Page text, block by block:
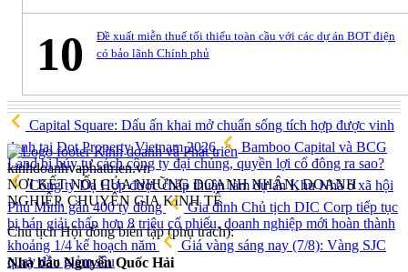
10
Đề xuất miễn thuế tối thiểu toàn cầu với các dự án BOT điện
có bảo lãnh Chính phủ
Capital Square: Dấu ấn khai mở chuẩn sống tích hợp được vinh
danh tại Dot Property Vietnam 2026
Bamboo Capital và BCG
Land bị hủy tư cách công ty đại chúng, quyền lợi cổ đông ra sao?
Công ty Dạ Hợp được chấp thuận làm dự án Khu Nhà ở xã hội
Phú Minh gần 400 tỷ đồng
Gia đình Chủ tịch DIC Corp tiếp tục
bị bán giải chấp hơn 8 triệu cổ phiếu, doanh nghiệp mới hoàn thành
khoảng 1/4 kế hoạch năm
Giá vàng sáng nay (7/8): Vàng SJC
quay đầu giảm sâu
kinhdoanhvaphattrien.vn
NƠI KẾT NỐI CỦA NHỮNG DOANH NHÂN, DOANH
NGHIỆP, CHUYÊN GIA KINH TẾ
Chủ tịch Hội đồng biên tập (phụ trách):
Nhà báo Nguyễn Quốc Hải